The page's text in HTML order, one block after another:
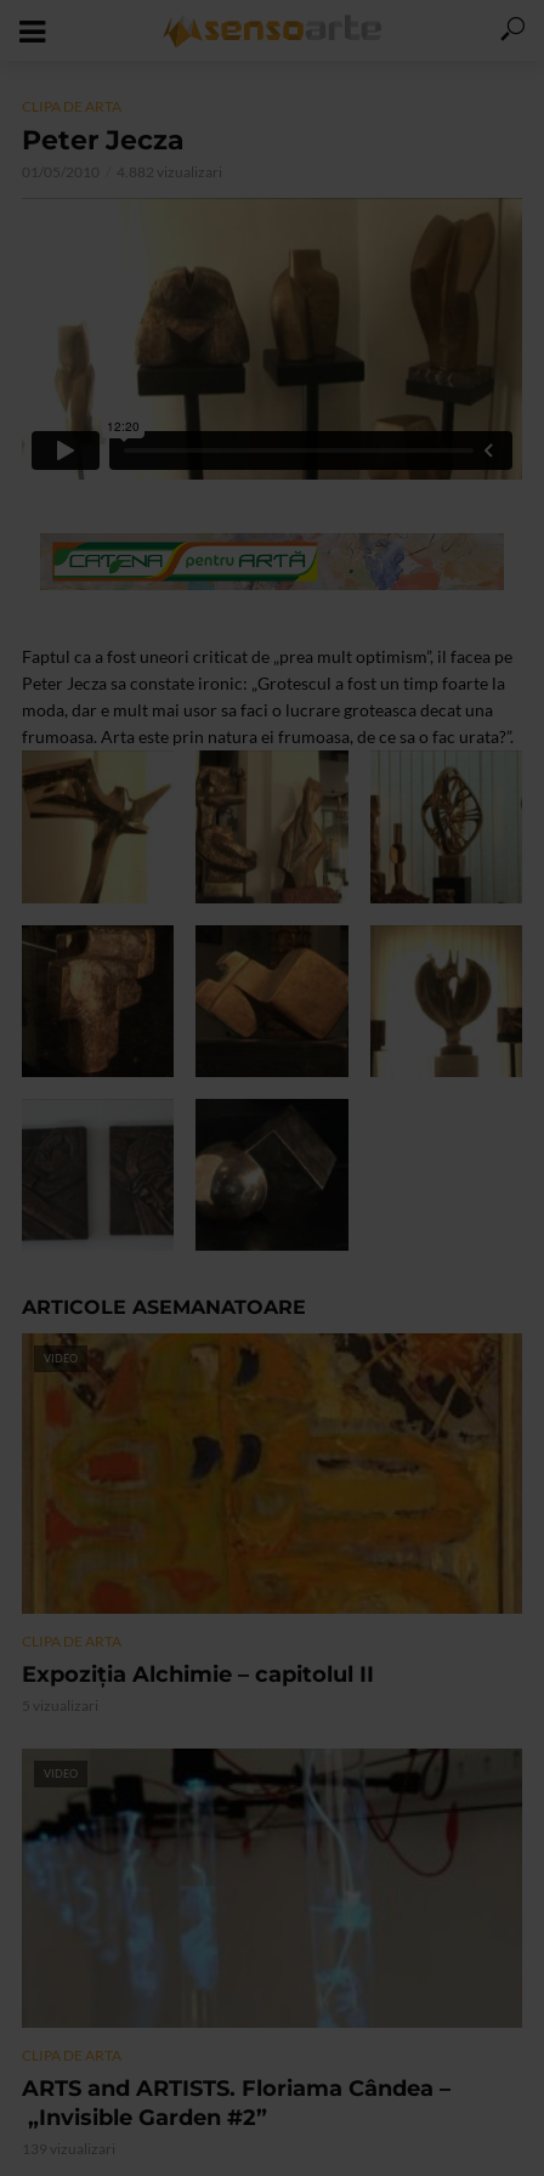
CLIPA DE ARTA
Peter Jecza
01/05/2010 4.882 vizualizari
Faptul ca a fost uneori criticat de „prea mult optimism”, il facea pe
Peter Jecza sa constate ironic: „Grotescul a fost un timp foarte la
moda, dar e mult mai usor sa faci o lucrare groteasca decat una
frumoasa. Arta este prin natura ei frumoasa, de ce sa o fac urata?”.
ARTICOLE ASEMANATOARE
VIDEO
CLIPA DE ARTA
Expoziția Alchimie – capitolul II
5 vizualizari
VIDEO
CLIPA DE ARTA
ARTS and ARTISTS. Floriama Cândea –
„Invisible Garden #2”
139 vizualizari